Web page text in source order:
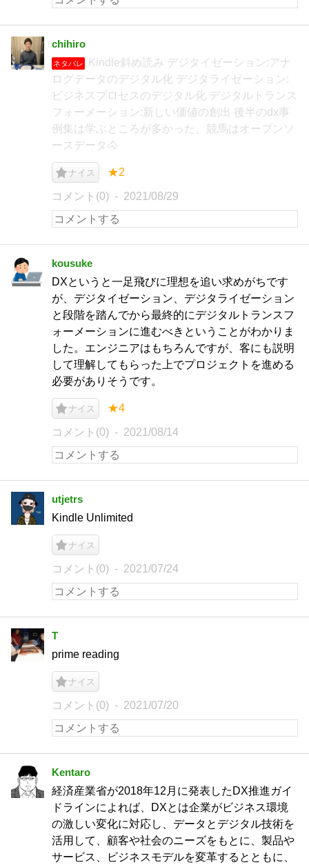
chihiro
ネタバレ
Kindle斜め読み デジタイゼーション:アナ
ログデータのデジタル化 デジタライゼーション:
ビジネスプロセスのデジタル化 デジタルトランス
フォーメーション:新しい価値の創出 後半のdx事
例集は学ぶところが多かった。競馬はオープンソ
ースデータ🐴
ナイス ★2
コメント(0) 2021/08/29
kousuke
DXというと一足飛びに理想を追い求めがちです
が、デジタイゼーション、デジタライゼーション
と段階を踏んでから最終的にデジタルトランスフ
ォーメーションに進むべきということがわかりま
した。エンジニアはもちろんですが、客にも説明
して理解してもらった上でプロジェクトを進める
必要がありそうです。
ナイス ★4
コメント(0) 2021/08/14
utjetrs
Kindle Unlimited
ナイス
コメント(0) 2021/07/24
T
prime reading
ナイス
コメント(0) 2021/07/20
Kentaro
経済産業省が2018年12月に発表したDX推進ガイ
ドラインによれば、DXとは企業がビジネス環境
の激しい変化に対応し、データとデジタル技術を
活用して、顧客や社会のニーズをもとに、製品や
サービス、ビジネスモデルを変革するとともに、